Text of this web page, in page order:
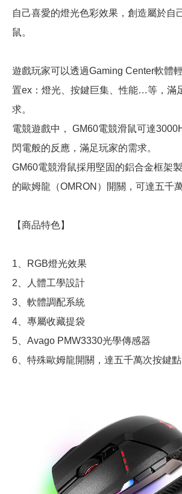
自己喜愛的燈光色彩效果，創造屬於自
鼠。
遊戲玩家可以透過Gaming Center軟體
置ex：燈光、按鍵巨集、性能…等，滿
求。
電競遊戲中， GM60電競滑鼠可達
閃電般的反應，滿足玩家的需求。
GM60電競滑鼠採用堅固的鋁合金框架
的歐姆龍（OMRON）開關，可達五千
【商品特色】
1、RGB燈光效果
2、人體工學設計
3、軟體調配系統
4、專屬收藏提袋
5、Avago PMW3330光學傳感器
6、特殊歐姆龍開關，達五千萬次按鍵